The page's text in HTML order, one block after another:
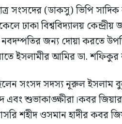
ছাত্র সংসদের (ডাকসু) ভিপি
ঢাকা বিশ্ববিদ্যালয়
জন্য দোয়া করতে
ইসলামীর আমির ডা. শফিকুর
সংসদ সদস্য নূরুল ইসলাম
এবং শুভাকাঙ্ক্ষীরা।কবর
শহীদ ওসমান হাদীর কবর